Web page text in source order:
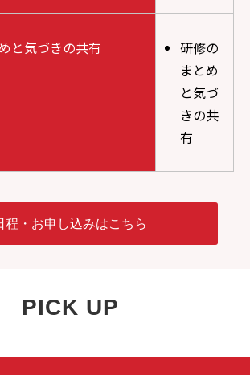
と気づきの共有
研修の
まとめ
と気づ
きの共
有
程・お申し込みはこちら
PICK UP